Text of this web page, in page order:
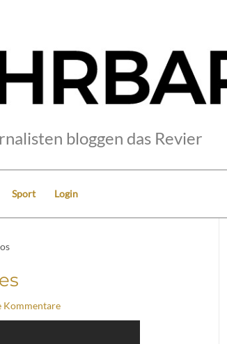
bloggen das Revier
Sport Login
Kommentare